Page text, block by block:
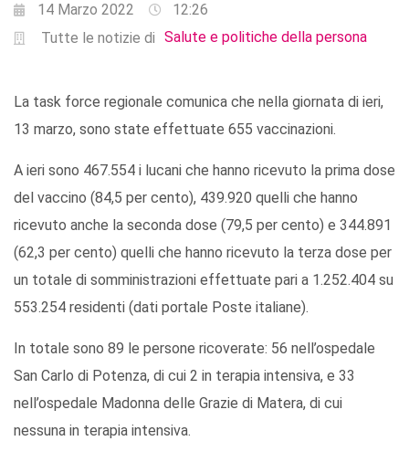
14 Marzo 2022
12:26
Tutte le notizie di Salute e politiche della persona
La task force regionale comunica che nella giornata di ieri,
13 marzo, sono state effettuate 655 vaccinazioni.
A ieri sono 467.554 i lucani che hanno ricevuto la prima dose
del vaccino (84,5 per cento), 439.920 quelli che hanno
ricevuto anche la seconda dose (79,5 per cento) e 344.891
(62,3 per cento) quelli che hanno ricevuto la terza dose per
un totale di somministrazioni effettuate pari a 1.252.404 su
553.254 residenti (dati portale Poste italiane).
In totale sono 89 le persone ricoverate: 56 nell’ospedale
San Carlo di Potenza, di cui 2 in terapia intensiva, e 33
nell’ospedale Madonna delle Grazie di Matera, di cui
nessuna in terapia intensiva.